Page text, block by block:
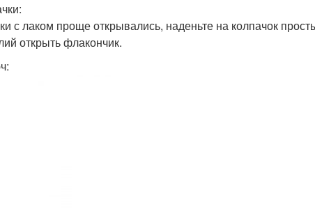
с лаком проще открывались, наденьте на колпачок
открыть флакончик.